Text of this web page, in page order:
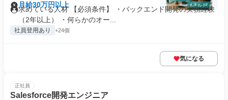
月給30万円以上
求めている人材 【必須条件】 ・バックエンド開発の実務経験
（2年以上） ・何らかのオー...
社員登用あり +24個
気になる
正社員
Salesforce開発エンジニア